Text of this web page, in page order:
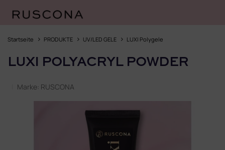
InhaltStartseite PRODUKTE UV/LED GELE LUXI Polygele
LUXI POLYACRYL POWDER
Marke: RUSCONA